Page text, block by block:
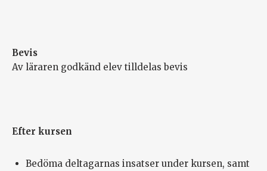
Bevis
Av läraren godkänd elev tilldelas bevis
Efter kursen
Bedöma deltagarnas insatser under kursen, samt